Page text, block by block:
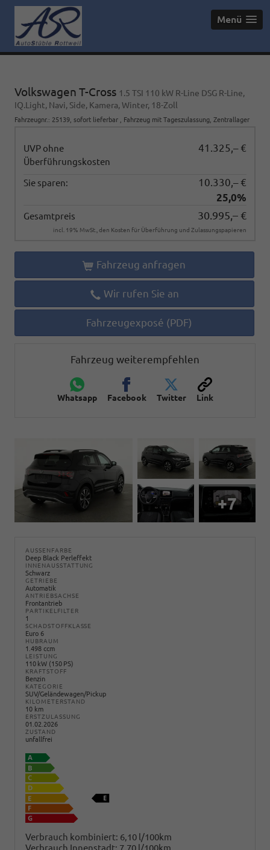
Menü
Volkswagen T-Cross 1.5 TSI 110 kW R-Line DSG R-Line,
IQ.Light, Navi, Side, Kamera, Winter, 18-Zoll
Fahrzeugnr. : 25139 sofort lieferbar Fahrzeug mit Tageszulassung , Zentrallager
UVP ohne
Überführungskosten
41.325,– €
Sie sparen:
10.330,– €
25,0%
Gesamtpreis 30.995,– €
incl. 19% MwSt., den Kosten für Überführung und Zulassungspapieren
Fahrzeug anfragen
Wir rufen Sie an
Fahrzeugexposé (PDF)
Fahrzeug weiterempfehlen
Whatsapp Facebook Twitter Link
+7
AUSSENFARBE
Deep Black Perleffekt
INNENAUSSTATTUNG
Schwarz
GETRIEBE
Automatik
ANTRIEBSACHSE
Frontantrieb
PARTIKELFILTER
1
SCHADSTOFFKLASSE
Euro 6
HUBRAUM
1.498 ccm
LEISTUNG
110 kW (150 PS)
KRAFTSTOFF
Benzin
KATEGORIE
SUV/Geländewagen/Pickup
KILOMETERSTAND
10 km
ERSTZULASSUNG
01.02.2026
ZUSTAND
unfallfrei
Verbrauch kombiniert: 6,10 l/100km
Verbrauch Innenstadt: 7,70 l/100km